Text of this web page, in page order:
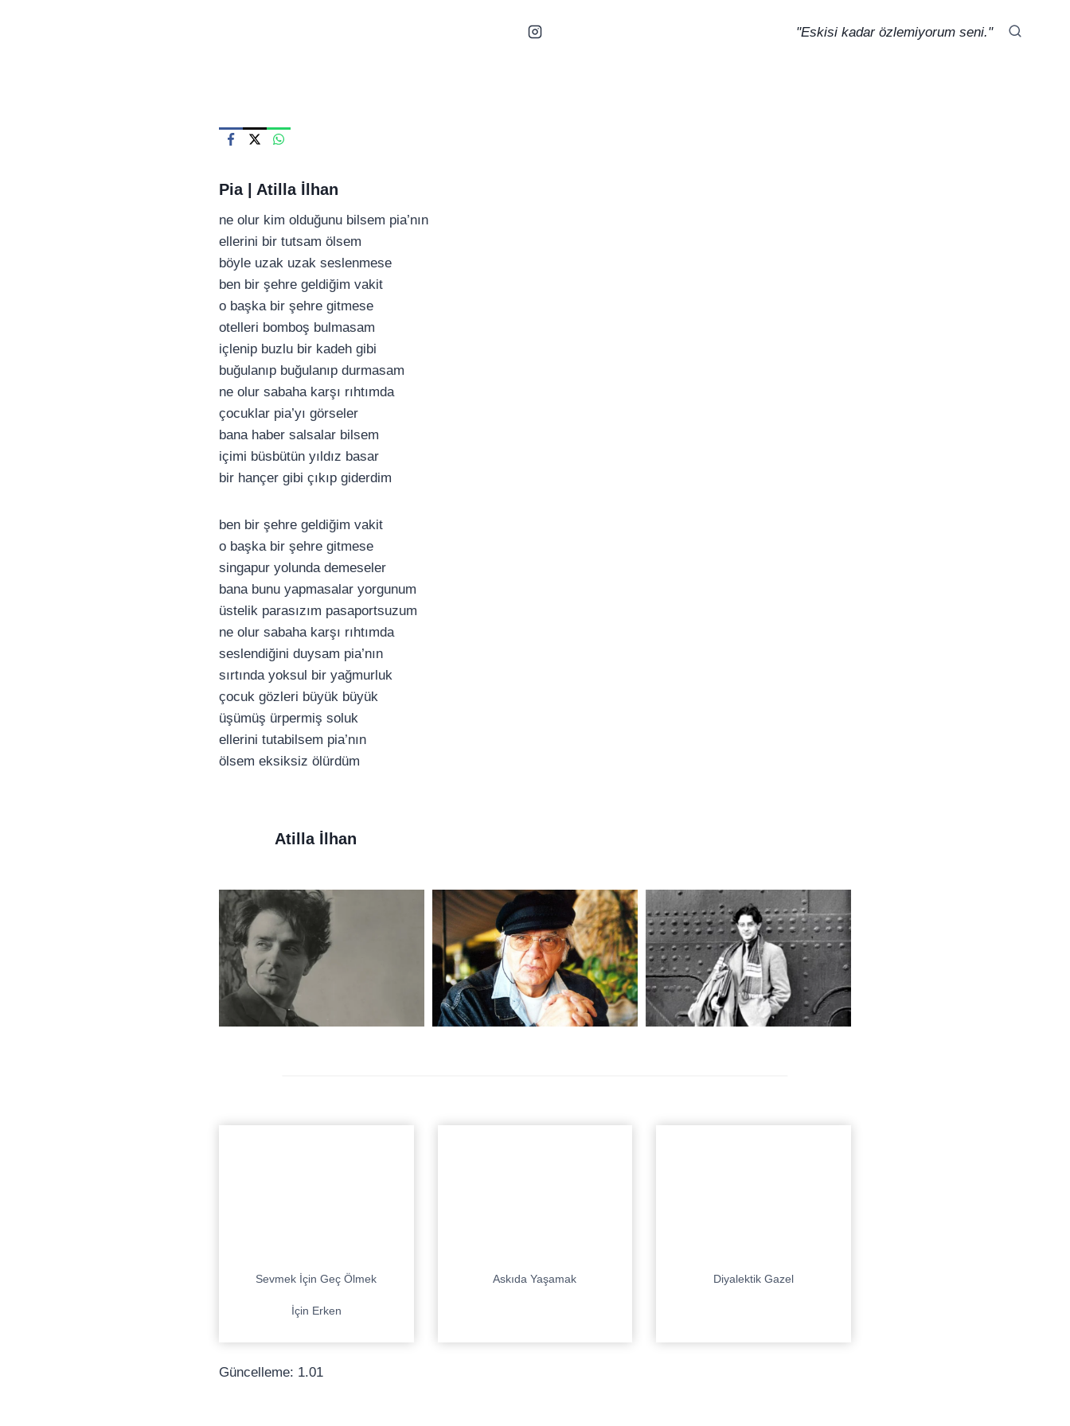
"Eskisi kadar özlemiyorum seni."
Pia | Atilla İlhan
ne olur kim olduğunu bilsem pia’nın
ellerini bir tutsam ölsem
böyle uzak uzak seslenmese
ben bir şehre geldiğim vakit
o başka bir şehre gitmese
otelleri bomboş bulmasam
içlenip buzlu bir kadeh gibi
buğulanıp buğulanıp durmasam
ne olur sabaha karşı rıhtımda
çocuklar pia’yı görseler
bana haber salsalar bilsem
içimi büsbütün yıldız basar
bir hançer gibi çıkıp giderdim
ben bir şehre geldiğim vakit
o başka bir şehre gitmese
singapur yolunda demeseler
bana bunu yapmasalar yorgunum
üstelik parasızım pasaportsuzum
ne olur sabaha karşı rıhtımda
seslendiğini duysam pia’nın
sırtında yoksul bir yağmurluk
çocuk gözleri büyük büyük
üşümüş ürpermiş soluk
ellerini tutabilsem pia’nın
ölsem eksiksiz ölürdüm
Atilla İlhan
Sevmek İçin Geç Ölmek
İçin Erken
Askıda Yaşamak Diyalektik Gazel
Güncelleme: 1.01